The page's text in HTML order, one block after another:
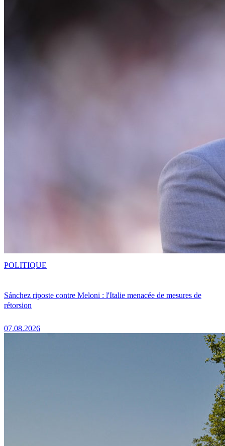
Sánchez riposte contre Meloni : l'Italie menacée de mesures de
rétorsion
07.08.2026
POLITIQUE